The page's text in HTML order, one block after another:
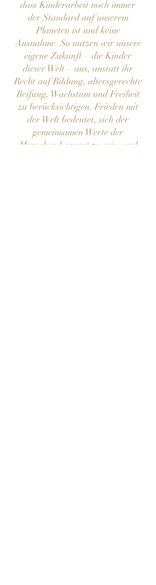
dass Kinderarbeit noch immer
der Standard auf unserem
Planeten ist und keine
Ausnahme. So nutzen wir unsere
eigene Zukunft – die Kinder
dieser Welt – aus, anstatt ihr
Recht auf Bildung, altersgerechte
Reifung, Wachstum und Freiheit
zu berücksichtigen. Frieden mit
der Welt bedeutet, sich der
gemeinsamen Werte der
Menschen bewusst zu sein, und